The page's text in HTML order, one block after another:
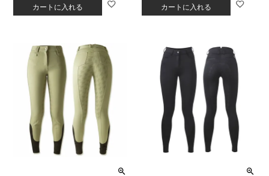
カートに入れる カートに入れる